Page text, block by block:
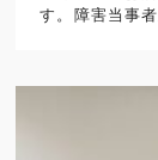
す。障害当事